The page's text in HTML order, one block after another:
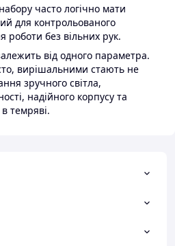
часто логічно мати
для контрольованого
без вільних рук.
від одного параметра.
вирішальними стають не
зручного світла,
надійного корпусу та
темряві.